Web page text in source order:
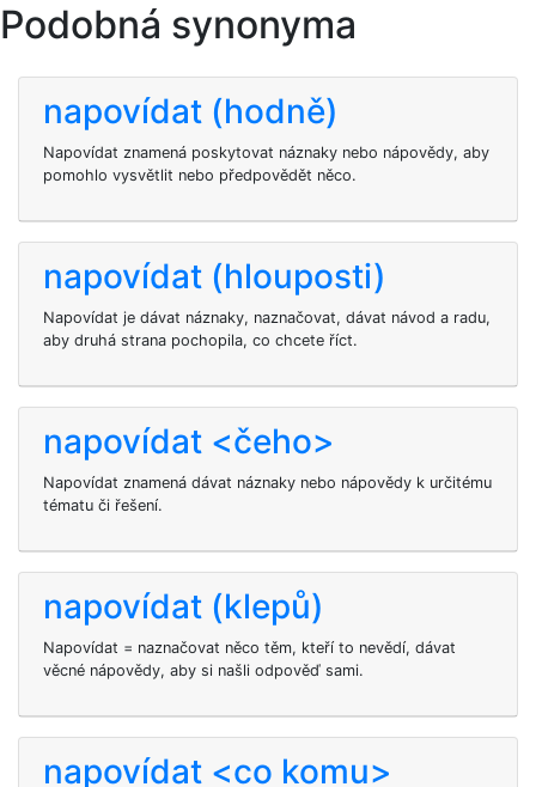
Podobná synonyma
napovídat (hodně)
Napovídat znamená poskytovat náznaky nebo nápovědy, aby
pomohlo vysvětlit nebo předpovědět něco.
napovídat (hlouposti)
Napovídat je dávat náznaky, naznačovat, dávat návod a radu,
aby druhá strana pochopila, co chcete říct.
napovídat <čeho>
Napovídat znamená dávat náznaky nebo nápovědy k určitému
tématu či řešení.
napovídat (klepů)
Napovídat = naznačovat něco těm, kteří to nevědí, dávat
věcné nápovědy, aby si našli odpověď sami.
napovídat <co komu>